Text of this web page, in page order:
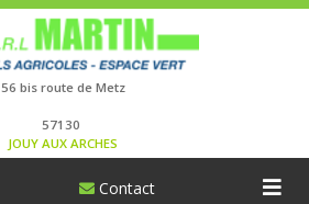
56 bis route de Metz
57130
JOUY AUX ARCHES
Contact